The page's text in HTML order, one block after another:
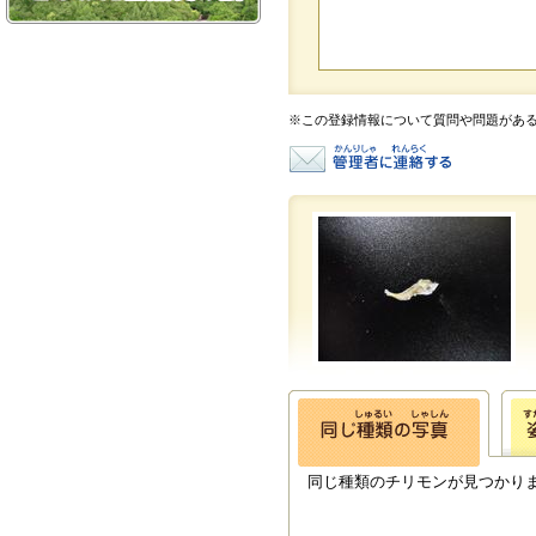
※この登録情報について質問や問題があ
同じ種類のチリモンが見つかり